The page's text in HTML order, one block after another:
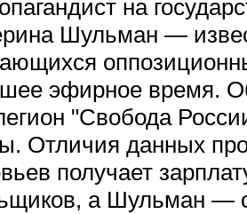
на
Шульман —
эфирное время.
"Свобода
Отличия данных
получает
а Шульман —